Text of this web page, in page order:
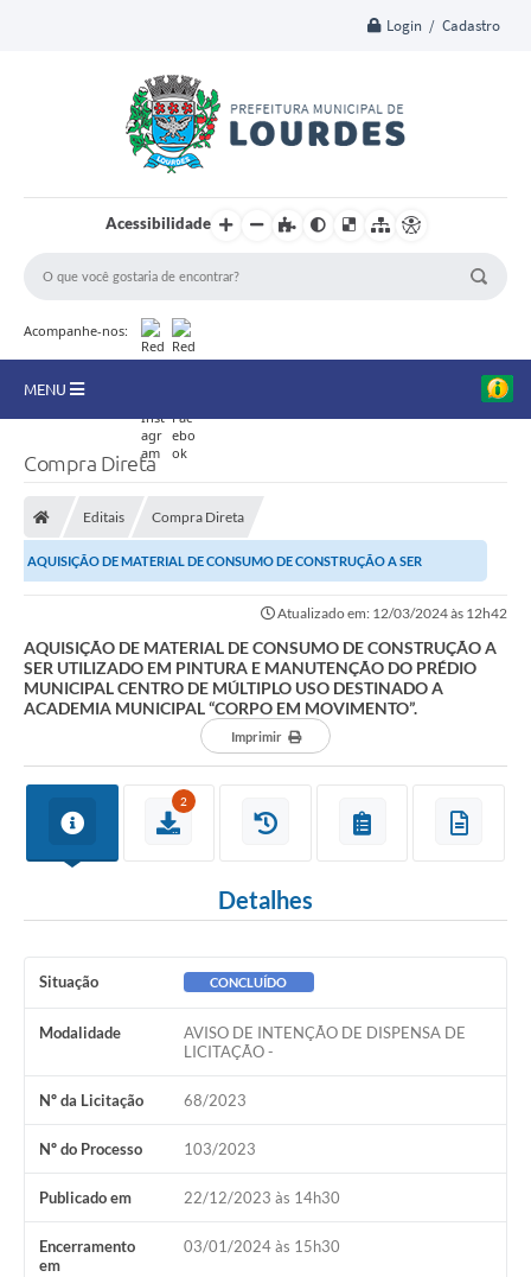
Login / Cadastro
Acessibilidade
Acompanhe-nos:
MENU
Editais
Telefones Úteis
Turismo
Contato
REQUERIMENTO DE RESTITUIÇÃO DA TAXA DE INSCRIÇÃO
QUESTIONÁRIO PPA 2026/2029, LDO 2026 e LOA 2026
ORÇAMENTO PARTICIPATIVO MUNICIPAL 2025
Ouvidoria
Meio Ambiente
PPA
Compra Direta
Editais Compra Direta
AQUISIÇÃO DE MATERIAL DE CONSUMO DE CONSTRUÇÃO A SER
Atualizado em: 12/03/2024 às 12h42
AQUISIÇÃO DE MATERIAL DE CONSUMO DE CONSTRUÇÃO A
SER UTILIZADO EM PINTURA E MANUTENÇÃO DO PRÉDIO
MUNICIPAL CENTRO DE MÚLTIPLO USO DESTINADO A
ACADEMIA MUNICIPAL “CORPO EM MOVIMENTO”.
Imprimir
2
Detalhes
Situação CONCLUÍDO
Modalidade
AVISO DE INTENÇÃO DE DISPENSA DE
LICITAÇÃO -
Nº da Licitação 68/2023
Nº do Processo 103/2023
Publicado em 22/12/2023 às 14h30
Encerramento
em
03/01/2024 às 15h30